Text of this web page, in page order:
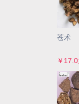
苍术
￥